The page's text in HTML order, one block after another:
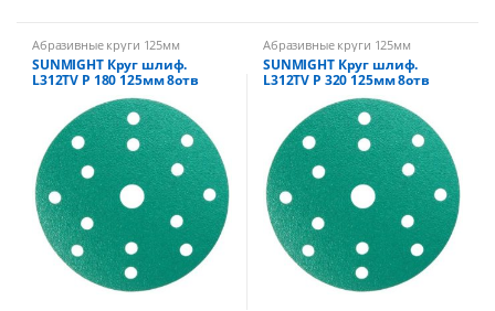
Абразивные круги 125мм
SUNMIGHT Круг шлиф.
L312TV Р 180 125мм 8отв
зеленый /100
Абразивные круги 125мм
SUNMIGHT Круг шлиф.
L312TV Р 320 125мм 8отв
зеленый /100